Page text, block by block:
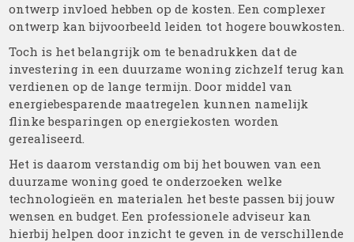
ontwerp invloed hebben op de kosten. Een complexer
ontwerp kan bijvoorbeeld leiden tot hogere bouwkosten.
Toch is het belangrijk om te benadrukken dat de
investering in een duurzame woning zichzelf terug kan
verdienen op de lange termijn. Door middel van
energiebesparende maatregelen kunnen namelijk
flinke besparingen op energiekosten worden
gerealiseerd.
Het is daarom verstandig om bij het bouwen van een
duurzame woning goed te onderzoeken welke
technologieën en materialen het beste passen bij jouw
wensen en budget. Een professionele adviseur kan
hierbij helpen door inzicht te geven in de verschillende